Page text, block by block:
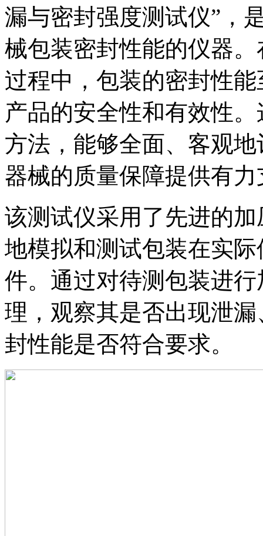
漏与密封强度测试仪”，
械包装密封性能的仪器
过程中，包装的密封性
产品的安全性和有效性
方法，能够全面、客观
器械的质量保障提供有力
该测试仪采用了先进的
地模拟和测试包装在实
件。通过对待测包装进
理，观察其是否出现泄
封性能是否符合要求。